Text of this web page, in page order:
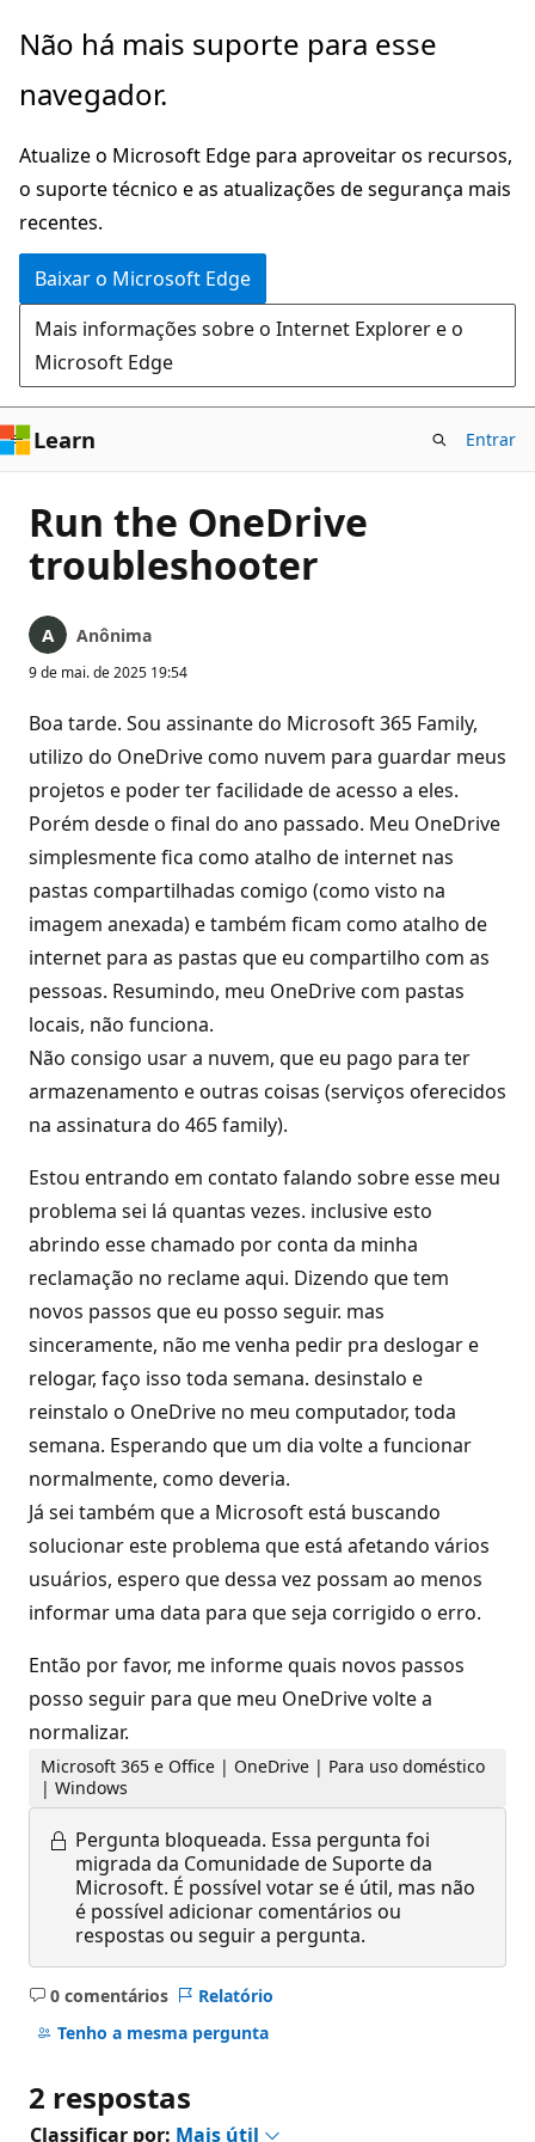
Pular
o
principal
Não há mais suporte para esse
navegador.
Atualize o Microsoft Edge para aproveitar os recursos,
o suporte técnico e as atualizações de segurança mais
recentes.
Baixar o Microsoft Edge
Mais informações sobre o Internet Explorer e o
Microsoft Edge
Learn Entrar
Run the OneDrive
troubleshooter
Anônima
9 de mai. de 2025 19:54
Boa tarde. Sou assinante do Microsoft 365 Family,
utilizo do OneDrive como nuvem para guardar meus
projetos e poder ter facilidade de acesso a eles.
Porém desde o final do ano passado. Meu OneDrive
simplesmente fica como atalho de internet nas
pastas compartilhadas comigo (como visto na
imagem anexada) e também ficam como atalho de
internet para as pastas que eu compartilho com as
pessoas. Resumindo, meu OneDrive com pastas
locais, não funciona.
Não consigo usar a nuvem, que eu pago para ter
armazenamento e outras coisas (serviços oferecidos
na assinatura do 465 family).
Estou entrando em contato falando sobre esse meu
problema sei lá quantas vezes. inclusive esto
abrindo esse chamado por conta da minha
reclamação no reclame aqui. Dizendo que tem
novos passos que eu posso seguir. mas
sinceramente, não me venha pedir pra deslogar e
relogar, faço isso toda semana. desinstalo e
reinstalo o OneDrive no meu computador, toda
semana. Esperando que um dia volte a funcionar
normalmente, como deveria.
Já sei também que a Microsoft está buscando
solucionar este problema que está afetando vários
usuários, espero que dessa vez possam ao menos
informar uma data para que seja corrigido o erro.
Então por favor, me informe quais novos passos
posso seguir para que meu OneDrive volte a
normalizar.
Microsoft 365 e Office | OneDrive | Para uso doméstico
| Windows
Pergunta bloqueada. Essa pergunta foi
migrada da Comunidade de Suporte da
Microsoft. É possível votar se é útil, mas não
é possível adicionar comentários ou
respostas ou seguir a pergunta.
0 comentários
Sem
comentários
Relatório
Tenho a mesma pergunta
2 respostas
Classificar por: Mais útil